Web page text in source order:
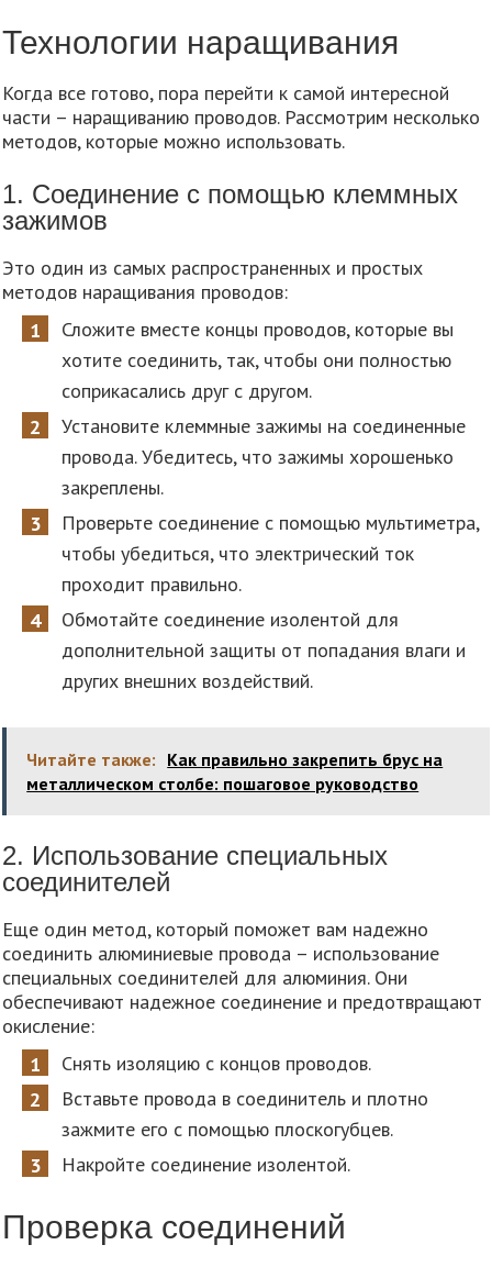
Технологии наращивания
Когда все готово, пора перейти к самой интересной
части – наращиванию проводов. Рассмотрим несколько
методов, которые можно использовать.
1. Соединение с помощью клеммных
зажимов
Это один из самых распространенных и простых
методов наращивания проводов:
Сложите вместе концы проводов, которые вы
хотите соединить, так, чтобы они полностью
соприкасались друг с другом.
Установите клеммные зажимы на соединенные
провода. Убедитесь, что зажимы хорошенько
закреплены.
Проверьте соединение с помощью мультиметра,
чтобы убедиться, что электрический ток
проходит правильно.
Обмотайте соединение изолентой для
дополнительной защиты от попадания влаги и
других внешних воздействий.
Читайте также: Как правильно закрепить брус на
металлическом столбе: пошаговое руководство
2. Использование специальных
соединителей
Еще один метод, который поможет вам надежно
соединить алюминиевые провода – использование
специальных соединителей для алюминия. Они
обеспечивают надежное соединение и предотвращают
окисление:
Снять изоляцию с концов проводов.
Вставьте провода в соединитель и плотно
зажмите его с помощью плоскогубцев.
Накройте соединение изолентой.
Проверка соединений